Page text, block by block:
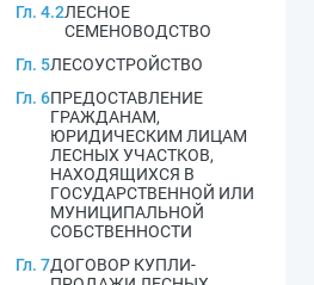
Гл. 4.2ЛЕСНОЕ
СЕМЕНОВОДСТВО
Гл. 5ЛЕСОУСТРОЙСТВО
Гл. 6ПРЕДОСТАВЛЕНИЕ
ГРАЖДАНАМ,
ЮРИДИЧЕСКИМ ЛИЦАМ
ЛЕСНЫХ УЧАСТКОВ,
НАХОДЯЩИХСЯ В
ГОСУДАРСТВЕННОЙ ИЛИ
МУНИЦИПАЛЬНОЙ
СОБСТВЕННОСТИ
Гл. 7ДОГОВОР КУПЛИ-